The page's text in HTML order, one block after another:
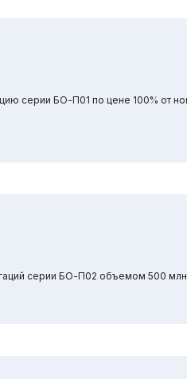
серии БО-П01 по цене 100% от
серии БО-П02 объемом 500